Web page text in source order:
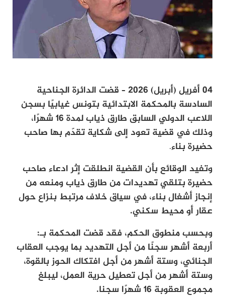
04 أفريل (أبريل) 2026 – قضت الدائرة الجناحية
السادسة بالمحكمة الابتدائية بتونس غيابيًا بسجن
اللاعب الدولي السابق طارق ذياب لمدة 16 شهرًا،
وذلك في قضية تعود إلى شكاية تقدّم بها صاحب
حضيرة بناء.
وتفيد الوقائع بأن القضية انطلقت إثر ادعاء صاحب
حضيرة بتلقي تهديدات من طارق ذياب ومنعه من
إنجاز أشغال بناء، في سياق خلاف مرتبط بنزاع حول
عقار أو محيط سكني.
وبحسب منطوق الحكم، فقد قضت المحكمة بـ:
أربعة أشهر سجنًا من أجل التهديد بما يوجب العقاب
الجنائي، وستة أشهر من أجل افتكاك الحوز بالقوة،
وستة أشهر من أجل تعطيل حرية العمل، ليبلغ
مجموع العقوبة 16 شهرًا سجنا.